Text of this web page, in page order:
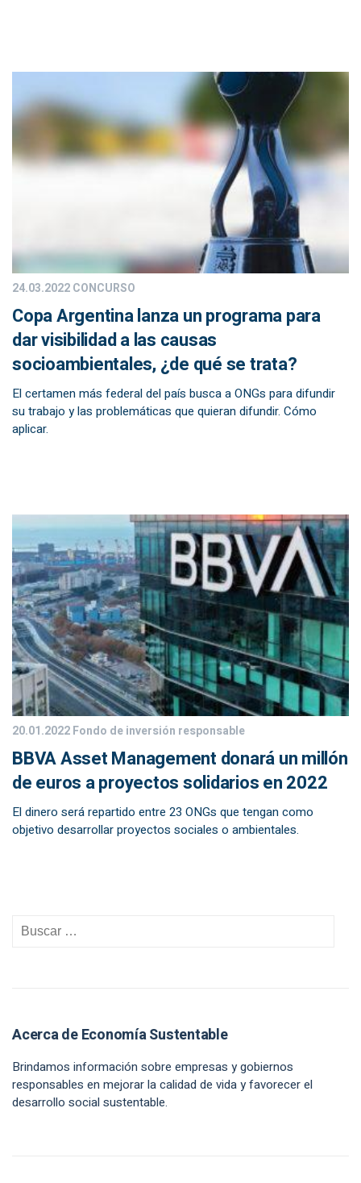
24.03.2022CONCURSO
Copa Argentina lanza un programa para
dar visibilidad a las causas
socioambientales, ¿de qué se trata?
El certamen más federal del país busca a ONGs para difundir
su trabajo y las problemáticas que quieran difundir. Cómo
aplicar.
20.01.2022Fondo de inversión responsable
BBVA Asset Management donará un millón
de euros a proyectos solidarios en 2022
El dinero será repartido entre 23 ONGs que tengan como
objetivo desarrollar proyectos sociales o ambientales.
Acerca de Economía Sustentable
Brindamos información sobre empresas y gobiernos
responsables en mejorar la calidad de vida y favorecer el
desarrollo social sustentable.